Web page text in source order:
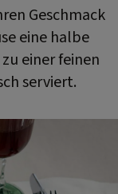
Geschmack
eine halbe
einer feinen
serviert.